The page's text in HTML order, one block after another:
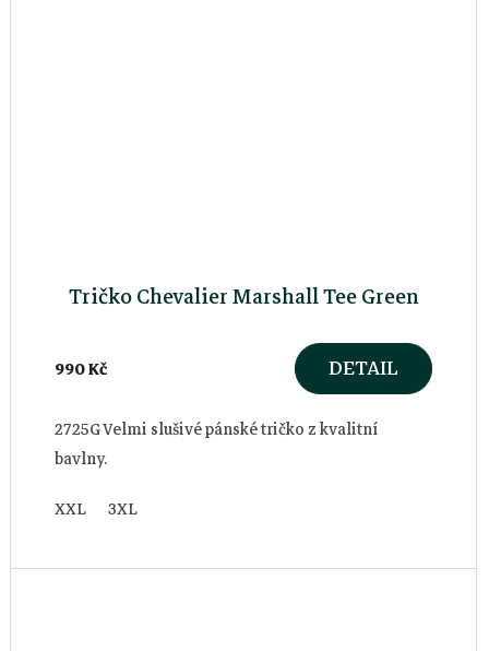
Tričko Chevalier Marshall Tee Green
990 Kč DETAIL
2725G Velmi slušivé pánské tričko z kvalitní
bavlny.
XXL
3XL